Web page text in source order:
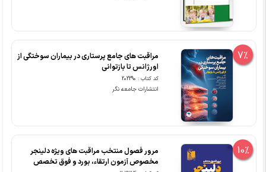
7%
مراقبت های جامع پرستاری در بیماران سوختگی از
اورژانس تا بازتوانی
کد کتاب : 202290
انتشارات جامعه نگر
10%
مرور فصول منتخب مراقبت های ویژه دلینجر
مخصوص آزمون ارتقاء، بورد و فوق تخصص